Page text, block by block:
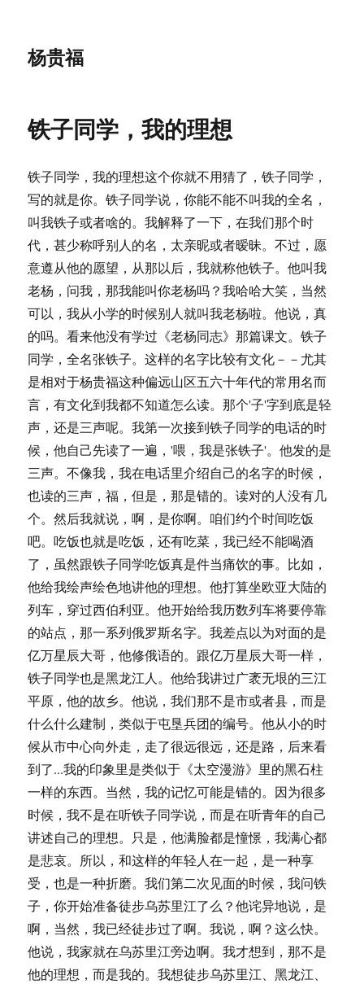
杨贵福
铁子同学，我的理想
铁子同学，我的理想这个你就不用猜了，铁子同学，
写的就是你。铁子同学说，你能不能不叫我的全名，
叫我铁子或者啥的。我解释了一下，在我们那个时
代，甚少称呼别人的名，太亲昵或者暧昧。不过，愿
意遵从他的愿望，从那以后，我就称他铁子。他叫我
老杨，问我，那我能叫你老杨吗？我哈哈大笑，当然
可以，我从小学的时候别人就叫我老杨啦。他说，真
的吗。看来他没有学过《老杨同志》那篇课文。铁子
同学，全名张铁子。这样的名字比较有文化－－尤其
是相对于杨贵福这种偏远山区五六十年代的常用名而
言，有文化到我都不知道怎么读。那个'子'字到底是轻
声，还是三声呢。我第一次接到铁子同学的电话的时
候，他自己先读了一遍，'喂，我是张铁子'。他发的是
三声。不像我，我在电话里介绍自己的名字的时候，
也读的三声，福，但是，那是错的。读对的人没有几
个。然后我就说，啊，是你啊。咱们约个时间吃饭
吧。吃饭也就是吃饭，还有吃菜，我已经不能喝酒
了，虽然跟铁子同学吃饭真是件当痛饮的事。比如，
他给我绘声绘色地讲他的理想。他打算坐欧亚大陆的
列车，穿过西伯利亚。他开始给我历数列车将要停靠
的站点，那一系列俄罗斯名字。我差点以为对面的是
亿万星辰大哥，他修俄语的。跟亿万星辰大哥一样，
铁子同学也是黑龙江人。他给我讲过广袤无垠的三江
平原，他的故乡。他说，我们那不是市或者县，而是
什么什么建制，类似于屯垦兵团的编号。他从小的时
候从市中心向外走，走了很远很远，还是路，后来看
到了...我的印象里是类似于《太空漫游》里的黑石柱
一样的东西。当然，我的记忆可能是错的。因为很多
时候，我不是在听铁子同学说，而是在听青年的自己
讲述自己的理想。只是，他满脸都是憧憬，我满心都
是悲哀。所以，和这样的年轻人在一起，是一种享
受，也是一种折磨。我们第二次见面的时候，我问铁
子，你开始准备徒步乌苏里江了么？他诧异地说，是
啊，当然，我已经徒步过了啊。我说，啊？这么快。
他说，我家就在乌苏里江旁边啊。我才想到，那不是
他的理想，而是我的。我想徒步乌苏里江、黑龙江、